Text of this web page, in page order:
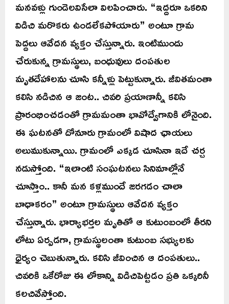
మనవళ్లు గుండెలవిసేలా విలపించారు. “ఇద్దరూ ఒకరిని
విడిచి మరొకరు ఉండలేకపోయారు” అంటూ గ్రామ
పెద్దలు ఆవేదన వ్యక్తం చేస్తున్నారు. ఇంటిముందు
చేరుకున్న గ్రామస్థులు, బంధువులు దంపతుల
మృతదేహాలను చూసి కన్నీళ్లు పెట్టుకున్నారు. జీవితమంతా
కలిసి నడిచిన ఆ జంట.. చివరి ప్రయాణాన్నీ కలిసి
ప్రారంభించడంతో గ్రామమంతా భావోద్వేగానికి లోనైంది.
ఈ ఘటనతో దోనూరు గ్రామంలో విషాద ఛాయలు
అలుముకున్నాయి. గ్రామంలో ఎక్కడ చూసినా ఇదే చర్చ
నడుస్తోంది. “ఇలాంటి సంఘటనలు సినిమాల్లోనే
చూస్తాం.. కానీ మన కళ్లముందే జరగడం చాలా
బాధాకరం” అంటూ గ్రామస్థులు ఆవేదన వ్యక్తం
చేస్తున్నారు. భార్యాభర్తల మృతితో ఆ కుటుంబంలో తీరని
లోటు ఏర్పడగా, గ్రామస్థులంతా కుటుంబ సభ్యులకు
ధైర్యం చెబుతున్నారు. కలిసి జీవించిన ఆ దంపతులు..
చివరికి ఒకేరోజు ఈ లోకాన్ని విడిచిపెట్టడం ప్రతి ఒక్కరినీ
కలచివేస్తోంది.